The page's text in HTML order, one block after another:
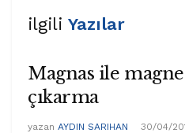
ilgili Yazılar
Magnas ile
çıkarma
yazan AYDIN SARIHAN 30/04/